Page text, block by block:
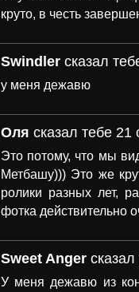
круто, в честь
Swindler сказал
у меня дежавю
Оля сказал тебе 21
Это потому, что мы
Метбашу))) Это же
ролики разных лет,
фотка действительно
Sweet Anger
У меня дежавю из